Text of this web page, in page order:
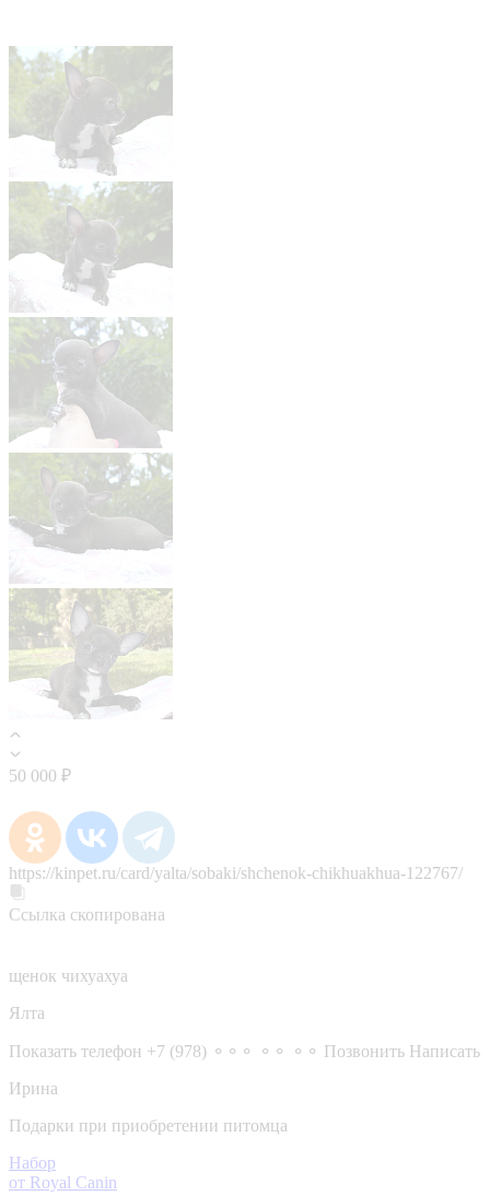
50 000 ₽
https://kinpet.ru/card/yalta/sobaki/shchenok-chikhuakhua-122767/
Ссылка скопирована
щенок чихуахуа
Ялта
Показать телефон +7 (978) ⚬⚬⚬ ⚬⚬ ⚬⚬ Позвонить Написать
Ирина
Подарки при приобретении питомца
Набор
от Royal Canin